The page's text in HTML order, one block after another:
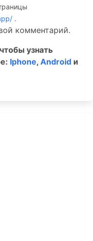
.
комментарий.
узнать
Iphone, Android и